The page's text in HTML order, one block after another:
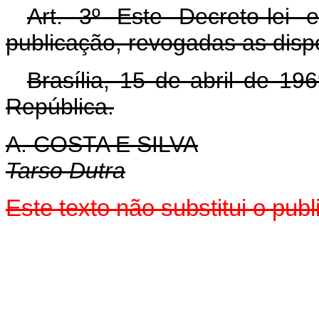
Art. 3º Este Decreto-lei
publicação, revogadas as
Brasília, 15 de abril de
República.
A. COSTA E SILVA
Tarso Dutra
Este texto não substitui o